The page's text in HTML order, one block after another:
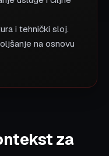
i tehnički sloj.
na osnovu
za